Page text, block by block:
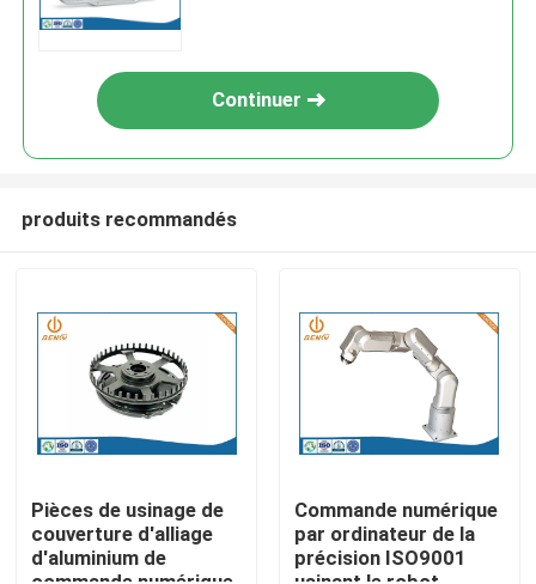
Produits
A propos de nous
Continuer
produits recommandés
Pièces de usinage de
couverture d'alliage
d'aluminium de
Commande numérique
par ordinateur de la
précision ISO9001